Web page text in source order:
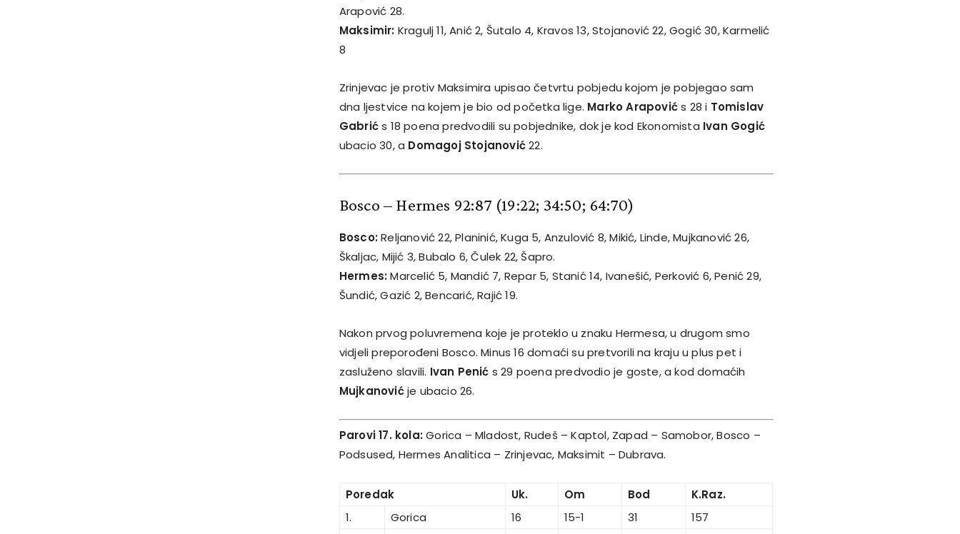
Arapović 28.
Maksimir: Kragulj 11, Anić 2, Šutalo 4, Kravos 13, Stojanović 22, Gogić 30, Karmelić
8
Zrinjevac je protiv Maksimira upisao četvrtu pobjedu kojom je pobjegao sam
dna ljestvice na kojem je bio od početka lige. Marko Arapovićs 28 i Tomislav
Gabrićs 18 poena predvodili su pobjednike, dok je kod Ekonomista Ivan Gogić
ubacio 30, a Domagoj Stojanović22.
Bosco – Hermes 92:87 (19:22; 34:50; 64:70)
Bosco:Reljanović 22, Planinić, Kuga 5, Anzulović 8, Mikić, Linde, Mujkanović 26,
Škaljac, Mijić 3, Bubalo 6, Čulek 22, Šapro.
Hermes:Marcelić 5, Mandić 7, Repar 5, Stanić 14, Ivanešić, Perković 6, Penić 29,
Šundić, Gazić 2, Bencarić, Rajić 19.
Nakon prvog poluvremena koje je proteklo u znaku Hermesa, u drugom smo
vidjeli preporođeni Bosco. Minus 16 domaći su pretvorili na kraju u plus pet i
zasluženo slavili. Ivan Penić s 29 poena predvodio je goste, a kod domaćih
Mujkanovićje ubacio 26.
Parovi 17. kola:Gorica – Mladost, Rudeš – Kaptol, Zapad – Samobor, Bosco –
Podsused, Hermes Analitica – Zrinjevac, Maksimit – Dubrava.
Poredak Uk. Om Bod
K.Raz.
1.
Gorica 16 15-1 31
157